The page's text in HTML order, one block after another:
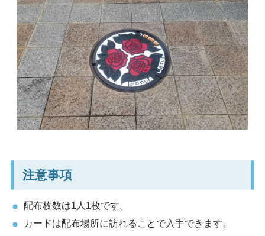
注意事項
配布枚数は1人1枚です。
カードは配布場所に訪れることで入手できます。